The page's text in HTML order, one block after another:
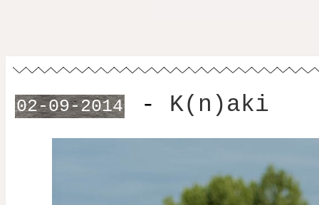
02-09-2014 - K(n)aki